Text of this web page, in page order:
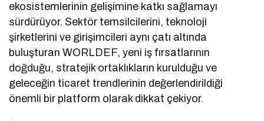
ekosistemlerinin gelişimine katkı sağlamayı
sürdürüyor. Sektör temsilcilerini, teknoloji
şirketlerini ve girişimcileri aynı çatı altında
buluşturan WORLDEF, yeni iş fırsatlarının
doğduğu, stratejik ortaklıkların kurulduğu ve
geleceğin ticaret trendlerinin değerlendirildiği
önemli bir platform olarak dikkat çekiyor.